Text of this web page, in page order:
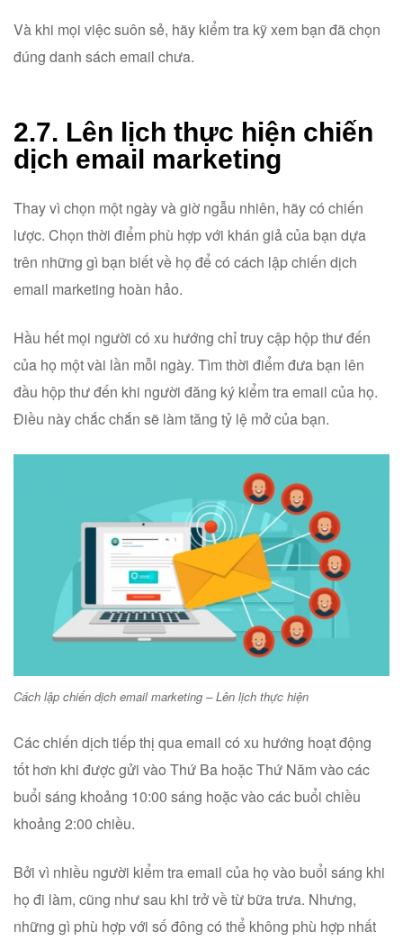
Và khi mọi việc suôn sẻ, hãy kiểm tra kỹ xem bạn đã chọn
đúng danh sách email chưa.
2.7. Lên lịch thực hiện chiến
dịch email marketing
Thay vì chọn một ngày và giờ ngẫu nhiên, hãy có chiến
lược. Chọn thời điểm phù hợp với khán giả của bạn dựa
trên những gì bạn biết về họ để có cách lập chiến dịch
email marketing hoàn hảo.
Hầu hết mọi người có xu hướng chỉ truy cập hộp thư đến
của họ một vài lần mỗi ngày. Tìm thời điểm đưa bạn lên
đầu hộp thư đến khi người đăng ký kiểm tra email của họ.
Điều này chắc chắn sẽ làm tăng tỷ lệ mở của bạn.
Cách lập chiến dịch email marketing – Lên lịch thực hiện
Các chiến dịch tiếp thị qua email có xu hướng hoạt động
tốt hơn khi được gửi vào Thứ Ba hoặc Thứ Năm vào các
buổi sáng khoảng 10:00 sáng hoặc vào các buổi chiều
khoảng 2:00 chiều.
Bởi vì nhiều người kiểm tra email của họ vào buổi sáng khi
họ đi làm, cũng như sau khi trở về từ bữa trưa. Nhưng,
những gì phù hợp với số đông có thể không phù hợp nhất